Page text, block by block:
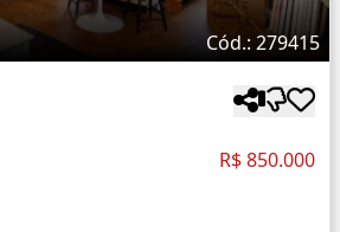
Cód.: 279415
R$ 850.000